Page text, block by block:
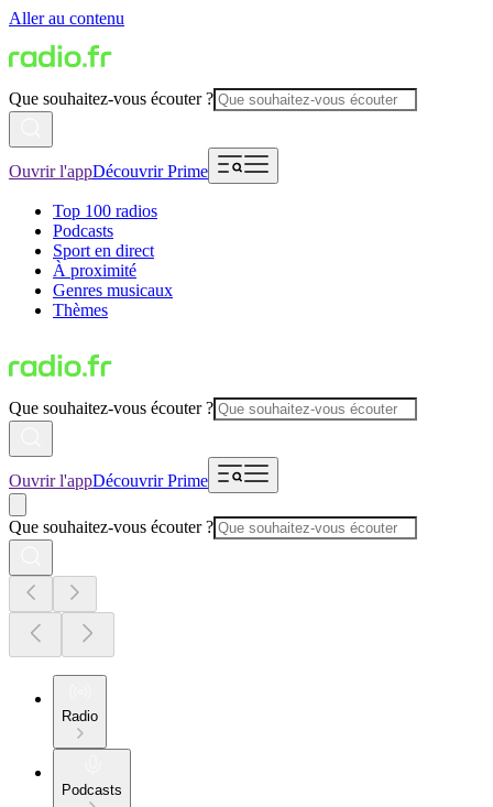
Aller au contenu
Que souhaitez-vous écouter ?
Ouvrir l'appDécouvrir Prime
Top 100 radios
Podcasts
Sport en direct
À proximité
Genres musicaux
Thèmes
Que souhaitez-vous écouter ?
Ouvrir l'appDécouvrir Prime
Que souhaitez-vous écouter ?
Radio
Podcasts